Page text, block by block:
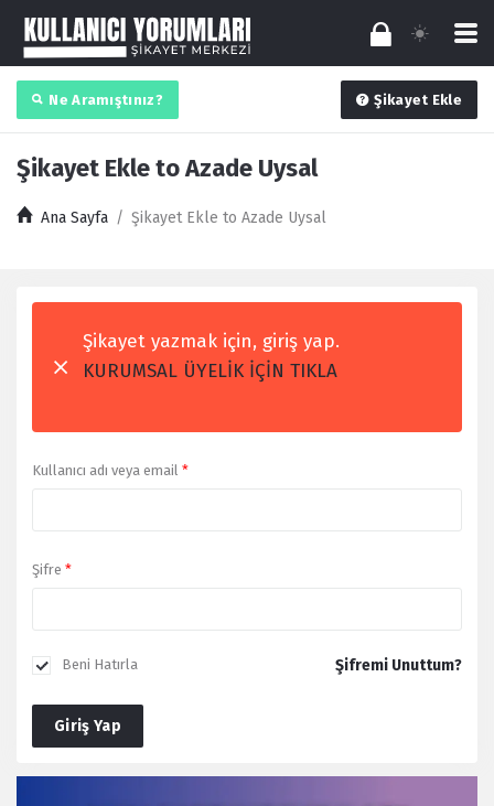
Ne Aramıştınız? Şikayet Ekle
Şikayet Ekle to Azade Uysal
Ana Sayfa / Şikayet Ekle to Azade Uysal
Şikayet yazmak için, giriş yap.
KURUMSAL ÜYELİK İÇİN TIKLA
Kullanıcı adı veya email *
Şifre *
Beni Hatırla Şifremi Unuttum?
Giriş Yap